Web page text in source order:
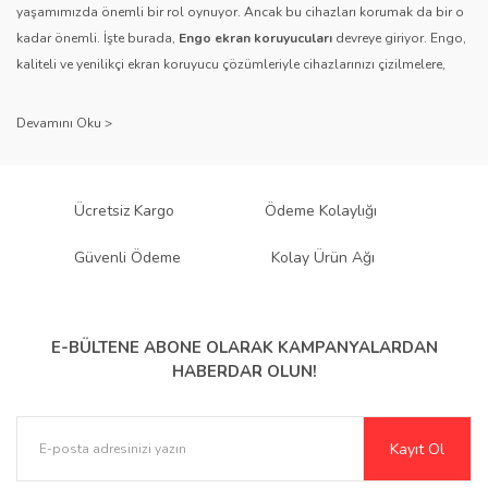
yaşamımızda önemli bir rol oynuyor. Ancak bu cihazları korumak da bir o
kadar önemli. İşte burada, Engo ekran koruyucuları devreye giriyor. Engo,
kaliteli ve yenilikçi ekran koruyucu çözümleriyle cihazlarınızı çizilmelere,
sağlıyor.
Engo ekran koruyucuları
, uzun yıllara dayanan tecrübesi ve teknolojiye
ürününü titiz bir kalite kontrol sürecinden geçirir. Kullanıcı dostu tasarımı
Çeşitlilik ve Uyum: Engo Ekran
Koruyucuları
yelpazesi sunar.Parlak Nano ekran koruyucular Mat ekran koruyucular
Hayalet (Anti-Spy),Paperlike,Şeffaf TPUveMat TPUgibi çeşitli türlerle
Ücretsiz Kargo Ödeme Kolaylığı
Güvenli Ödeme Kolay Ürün Ağı
E-BÜLTENE ABONE OLARAK KAMPANYALARDAN
HABERDAR OLUN!
Kayıt Ol